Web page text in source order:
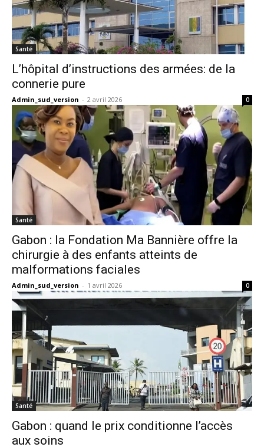
Santé
L’hôpital d’instructions des armées: de la
connerie pure
Admin_sud_version - 2 avril 2026 0
Santé
Gabon : la Fondation Ma Bannière offre la
chirurgie à des enfants atteints de
malformations faciales
Admin_sud_version - 1 avril 2026 0
Santé
Gabon : quand le prix conditionne l’accès
aux soins